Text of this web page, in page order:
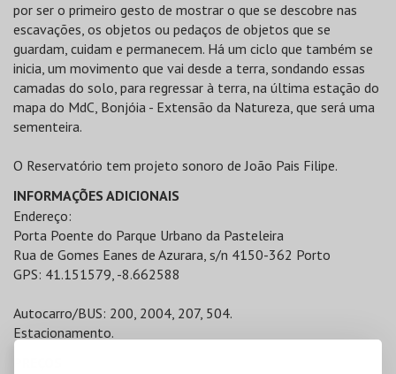
por ser o primeiro gesto de mostrar o que se descobre nas
escavações, os objetos ou pedaços de objetos que se
guardam, cuidam e permanecem. Há um ciclo que também se
inicia, um movimento que vai desde a terra, sondando essas
camadas do solo, para regressar à terra, na última estação do
mapa do MdC, Bonjóia - Extensão da Natureza, que será uma
sementeira.
O Reservatório tem projeto sonoro de João Pais Filipe.
INFORMAÇÕES ADICIONAIS
Endereço:
Porta Poente do Parque Urbano da Pasteleira
Rua de Gomes Eanes de Azurara, s/n 4150-362 Porto
GPS: 41.151579, -8.662588
Autocarro/BUS: 200, 2004, 207, 504.
Estacionamento.